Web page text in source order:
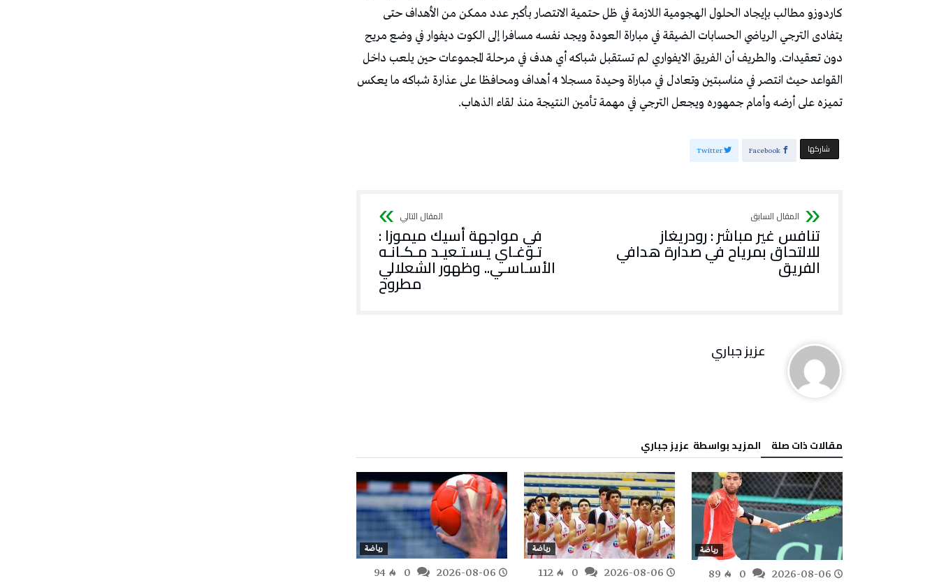
كاردوزو مطالب بإيجاد الحلول الهجومية اللازمة في ظل حتمية الانتصار بأكبر عدد ممكن من الأهداف حتى
يتفادى الترجي الرياضي الحسابات الضيقة في مباراة العودة ويجد نفسه مسافرا إلى الكوت ديفوار في وضع مريح
دون تعقيدات. والطريف أن الفريق الايفواري لم تستقبل شباكه أي هدف في مرحلة المجموعات حين يلعب داخل
القواعد حيث انتصر في مناسبتين وتعادل في مباراة وحيدة مسجلا 4 أهداف ومحافظا على عذارة شباكه ما يعكس
تميزه على أرضه وأمام جمهوره ويجعل الترجي في مهمة تأمين النتيجة منذ لقاء الذهاب.
‫‫ شاركها‬ Facebook
Twitter
تنافس غير مباشر : رودريغاز
للالتحاق بمرياح في صدارة هدافي
الفريق
في مواجهة أسيك ميموزا :
تـوغـاي يـسـتـعيـد مـكـانـه
الأسـاسـي.. وظهور الشعلالي
مطروح
عزيز جباري
‫مقالات ذات صلة‬ ‫‫المزيد بواسطة‬ ‬ عزيز جباري
رياضة
2026-08-06
89
رياضة
2026-08-06
112
رياضة
2026-08-06
94